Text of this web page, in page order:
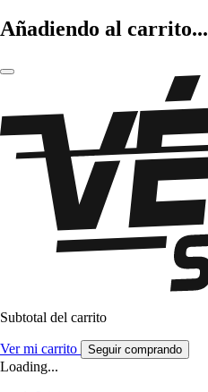
Añadiendo al carrito...
Subtotal del carrito
Ver mi carrito Seguir comprando
Loading...